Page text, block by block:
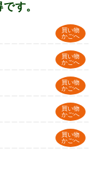
す。
買い物
かごへ
買い物
かごへ
買い物
かごへ
買い物
かごへ
買い物
かごへ